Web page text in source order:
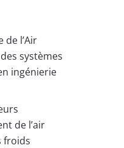
de l’Air
systèmes
ingénierie
de l’air
froids